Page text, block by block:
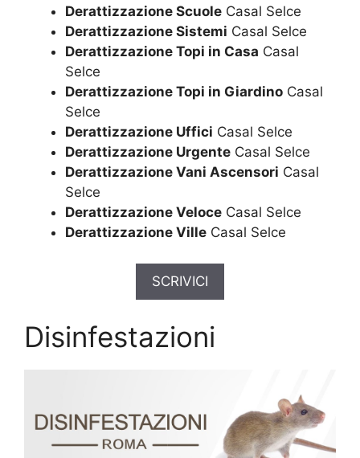
Derattizzazione Scuole Casal Selce
Derattizzazione Sistemi Casal Selce
Derattizzazione Topi in Casa Casal
Selce
Derattizzazione Topi in Giardino Casal
Selce
Derattizzazione Uffici Casal Selce
Derattizzazione Urgente Casal Selce
Derattizzazione Vani Ascensori Casal
Selce
Derattizzazione Veloce Casal Selce
Derattizzazione Ville Casal Selce
SCRIVICI
Disinfestazioni